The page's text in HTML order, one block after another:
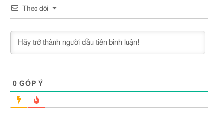
Theo dõi
0 GÓP Ý